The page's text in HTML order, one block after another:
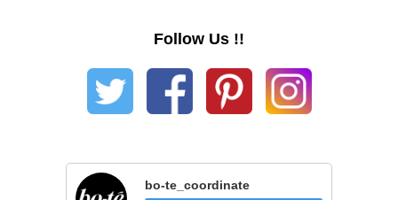
Follow Us !!
bo-te_coordinate